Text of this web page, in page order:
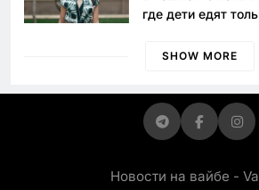
где дети едят
просить «кашу
SHOW MORE
Новости на вайбе -